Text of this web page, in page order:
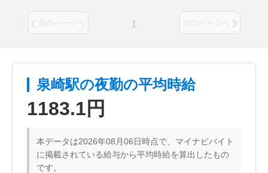
前のページへ 1 次のページへ
泉崎駅の夜勤の平均時給
1183.1円
本データは2026年08月06日時点で、マイナビバイト
に掲載されている給与から平均時給を算出したもの
です。